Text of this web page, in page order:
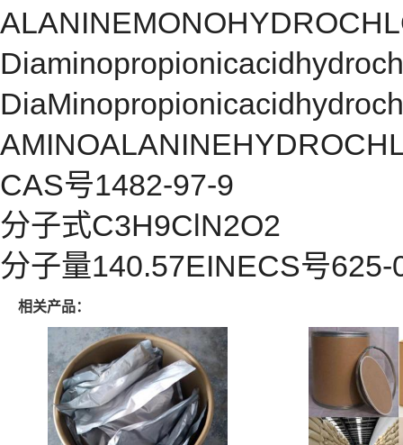
CAS号1482-97-9
分子式C3H9ClN2O2
分子量140.57EINECS号625-
相关产品：